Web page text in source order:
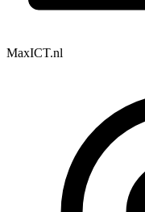
MaxICT.nl